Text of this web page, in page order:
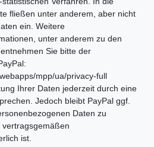
fließen unter anderem, aber nicht
ein. Weitere
unter anderem zu den
Sie bitte der
mpp/ua/privacy-full
Ihrer Daten jederzeit durch eine
Jedoch bleibt PayPal ggf.
Daten zu
ist.